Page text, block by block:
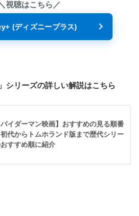
視聴はこちら／
(ディズニープラス)
シリーズの詳しい解説はこちら
パイダーマン映画】おすすめの見る順番
代からトムホランド版まで歴代シリー
すすめ順に紹介